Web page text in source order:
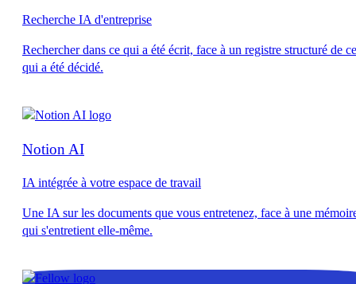
Recherche IA d'entreprise
Notion AI
IA intégrée à votre espace de travail